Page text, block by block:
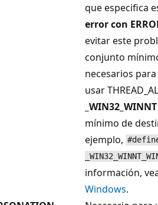
que especifica
error con
evitar este
conjunto
necesarios
usar
_WIN32_WINNT
mínimo de
ejemplo, #define
información,
Windows.